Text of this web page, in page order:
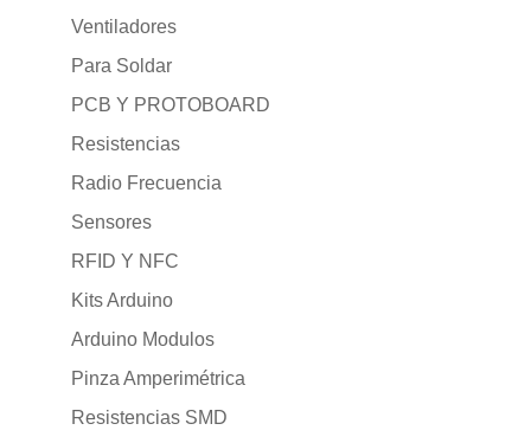
Ventiladores
Para Soldar
PCB Y PROTOBOARD
Resistencias
Radio Frecuencia
Sensores
RFID Y NFC
Kits Arduino
Arduino Modulos
Pinza Amperimétrica
Resistencias SMD